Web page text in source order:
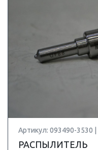
Артикул: 093490-3530 |
РАСПЫЛИТЕЛЬ